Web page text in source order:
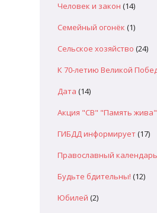
Человек и закон (14)
Семейный огонёк (1)
Сельское хозяйство (24)
К 70-летию Великой
Дата (14)
Акция "СВ" "Память жива"
ГИБДД информирует(17)
Православный календарь
Будьте бдительны! (12)
Юбилей (2)